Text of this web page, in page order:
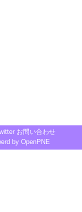
お問い合わせ
by OpenPNE